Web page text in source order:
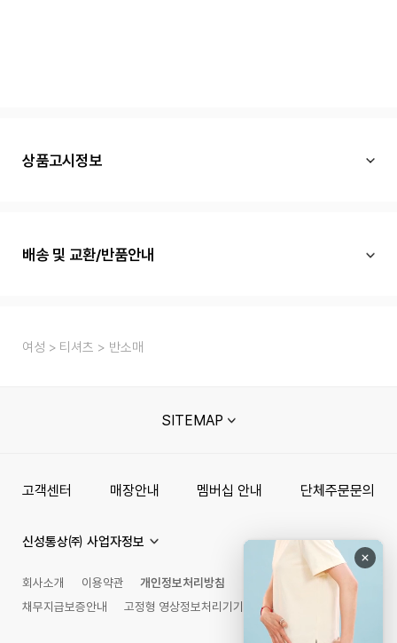
상품고시정보
배송 및 교환/반품안내
여성 티셔츠 반소매
SITEMAP
고객센터 매장안내 멤버십 안내 단체주문문의
신성통상㈜ 사업자정보
회사소개 이용약관
개인정보처리방침
채무지급보증안내
고정형 영상정보처리기기 운영관리 방침